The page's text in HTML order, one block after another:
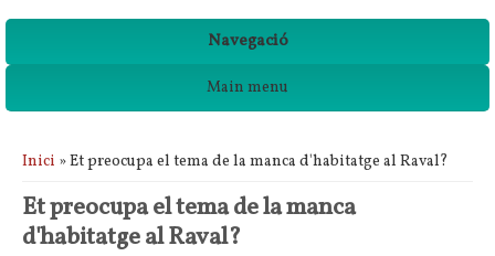
Navegació
Main menu
Esteu aquí
Inici » Et preocupa el tema de la manca d'habitatge al Raval?
Et preocupa el tema de la manca
d'habitatge al Raval?